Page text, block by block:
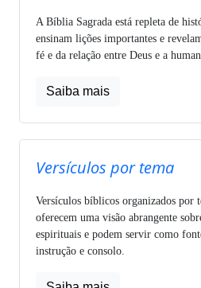
A Bíblia Sagrada está repleta de
ensinam lições importantes e
fé e da relação entre Deus e a
Saiba mais
Versículos por tema
Versículos bíblicos organizados por
oferecem uma visão abrangente
espirituais e podem servir como
instrução e consolo.